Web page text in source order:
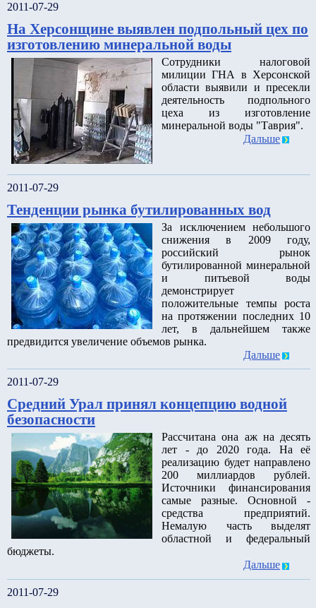
2011-07-29
На Херсонщине выявлен подпольный цех по
изготовлению минеральной воды
Сотрудники налоговой
милиции ГНА в Херсонской
области выявили и пресекли
деятельность подпольного
цеха из изготовление
минеральной воды "Таврия".
Дальше
2011-07-29
Тенденции рынка бутилированных вод
За исключением небольшого
снижения в 2009 году,
российский рынок
бутилированной минеральной
и питьевой воды
демонстрирует
положительные темпы роста
на протяжении последних 10
лет, в дальнейшем также
предвидится увеличение объемов рынка.
Дальше
2011-07-29
Средний Урал принял концепцию водной
безопасности
Рассчитана она аж на десять
лет - до 2020 года. На её
реализацию будет направлено
200 миллиардов рублей.
Источники финансирования
самые разные. Основной -
средства предприятий.
Немалую часть выделят
областной и федеральный
бюджеты.
Дальше
2011-07-29